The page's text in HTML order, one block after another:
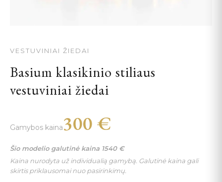
VESTUVINIAI ŽIEDAI
Basium klasikinio stiliaus
vestuviniai žiedai
Gamybos kaina300 €
Šio modelio galutinė kaina 1540 €
Kaina nurodyta už individualią gamybą. Galutinė kaina gali
skirtis priklausomai nuo pasirinkimų.